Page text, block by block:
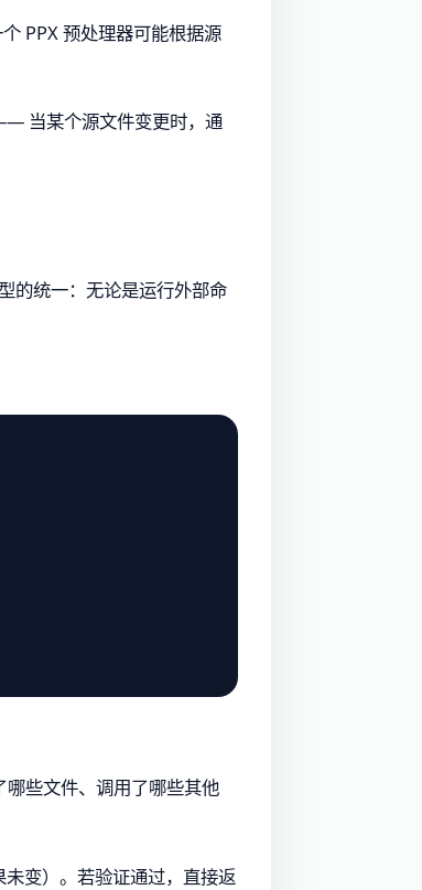
PPX 预处理器可能根据源
当某个源文件变更时，通
的统一：无论是运行外部命
些文件、调用了哪些其他
变）。若验证通过，直接返